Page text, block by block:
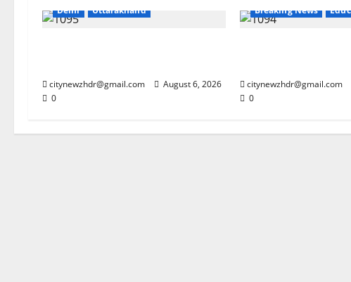
Delhi
Uttarakhand
citynewzhdr@gmail.com
August 6, 2026
0
Breaking News
citynewzhdr@gmail.com
0